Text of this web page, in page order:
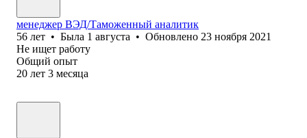
менеджер ВЭД/Таможенный аналитик
56 лет • Была 1 августа • Обновлено 23 ноября 2021
Не ищет работу
Общий опыт
20 лет 3 месяца